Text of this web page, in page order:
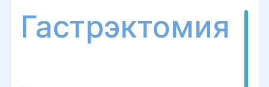
Гастрэктомия